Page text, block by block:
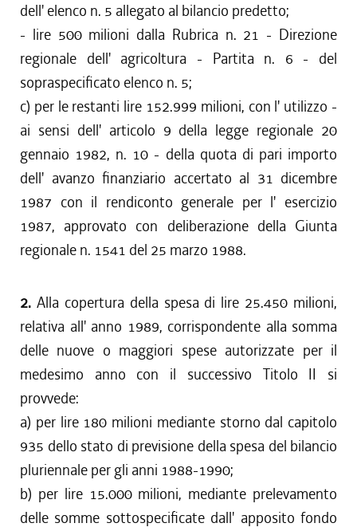
dell' elenco n. 5 allegato al bilancio predetto;
- lire 500 milioni dalla Rubrica n. 21 - Direzione
regionale dell' agricoltura - Partita n. 6 - del
sopraspecificato elenco n. 5;
c) per le restanti lire 152.999 milioni, con l' utilizzo -
ai sensi dell' articolo 9 della legge regionale 20
gennaio 1982, n. 10 - della quota di pari importo
dell' avanzo finanziario accertato al 31 dicembre
1987 con il rendiconto generale per l' esercizio
1987, approvato con deliberazione della Giunta
regionale n. 1541 del 25 marzo 1988.
2. Alla copertura della spesa di lire 25.450 milioni,
relativa all' anno 1989, corrispondente alla somma
delle nuove o maggiori spese autorizzate per il
medesimo anno con il successivo Titolo II si
provvede:
a) per lire 180 milioni mediante storno dal capitolo
935 dello stato di previsione della spesa del bilancio
pluriennale per gli anni 1988-1990;
b) per lire 15.000 milioni, mediante prelevamento
delle somme sottospecificate dall' apposito fondo